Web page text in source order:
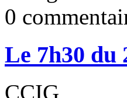
0
Le 7h30 du
CCIG